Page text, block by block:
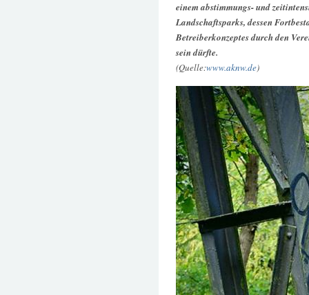
einem abstimmungs- und
Landschaftsparks, dessen
Betreiberkonzeptes durch den
sein dürfte.
(Quelle:www.aknw.de)